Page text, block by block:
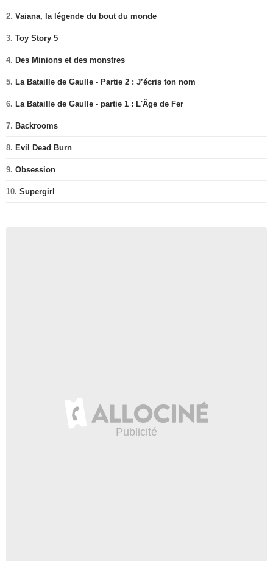
2. Vaiana, la légende du bout du monde
3. Toy Story 5
4. Des Minions et des monstres
5. La Bataille de Gaulle - Partie 2 : J’écris ton nom
6. La Bataille de Gaulle - partie 1 : L'Âge de Fer
7. Backrooms
8. Evil Dead Burn
9. Obsession
10. Supergirl